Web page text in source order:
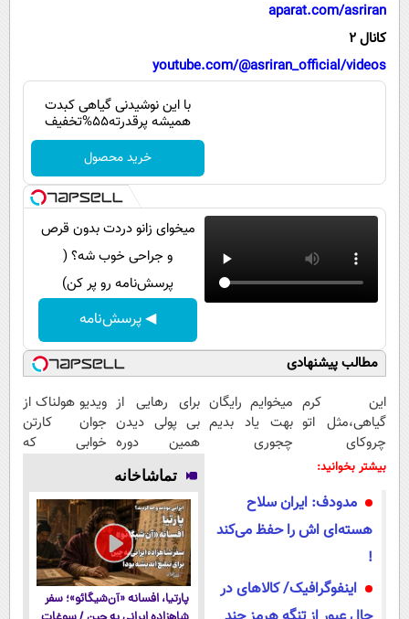
فناوری
فرهنگی
اجتماعی
حیات وحش
روانشناسی
aparat.com/asriran
کانال 2
youtube.com/@asriran_official/videos
با این نوشیدنی گیاهی کبدت
همیشه پرقدرته55%تخفیف
خرید محصول
میخوای زانو دردت بدون قرص
و جراحی خوب شه؟ (
پرسش‌نامه رو پر کن)
◀ پرسش‌نامه
مطالب پیشنهادی
این کرم
گیاهی،مثل اتو
چروکای
پوستتوصاف
میخوایم رایگان
بهت یاد بدیم
چجوری
مجانیه
برای رهایی از
بی پولی دیدن
همین دوره
رایگان کافیه!
(شمارتو وارد
کن)
ویدیو هولناک از
جوان کارتن
خوابی که
بیشتر بخوانید:
مدودف: ایران سلاح‌
هسته‌ای اش را حفظ می‌کند
!
اینفوگرافیک/ کالاهای در
تماشاخانه
پارتیا، افسانه «آن‌شیگائو»؛ سفر